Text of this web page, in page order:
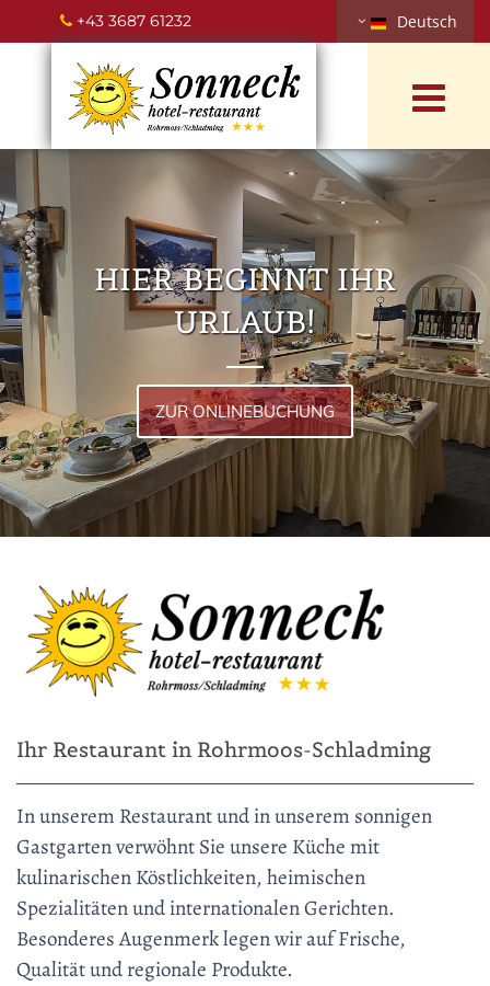
 +43 3687 61232 Deutsch
HIER BEGINNT IHR
URLAUB!
ZUR ONLINEBUCHUNG
Ihr Restaurant in Rohrmoos-Schladming
In unserem Restaurant und in unserem sonnigen
Gastgarten verwöhnt Sie unsere Küche mit
kulinarischen Köstlichkeiten, heimischen
Spezialitäten und internationalen Gerichten.
Besonderes Augenmerk legen wir auf Frische,
Qualität und regionale Produkte.